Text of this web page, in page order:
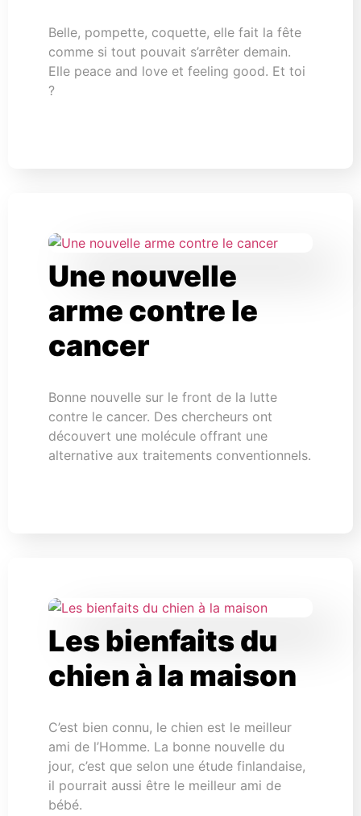
Belle, pompette, coquette, elle fait la fête
comme si tout pouvait s’arrêter demain.
Elle peace and love et feeling good. Et toi
?
Une nouvelle
arme contre le
cancer
Bonne nouvelle sur le front de la lutte
contre le cancer. Des chercheurs ont
découvert une molécule offrant une
alternative aux traitements conventionnels.
Les bienfaits du
chien à la maison
C’est bien connu, le chien est le meilleur
ami de l’Homme. La bonne nouvelle du
jour, c’est que selon une étude finlandaise,
il pourrait aussi être le meilleur ami de
bébé.